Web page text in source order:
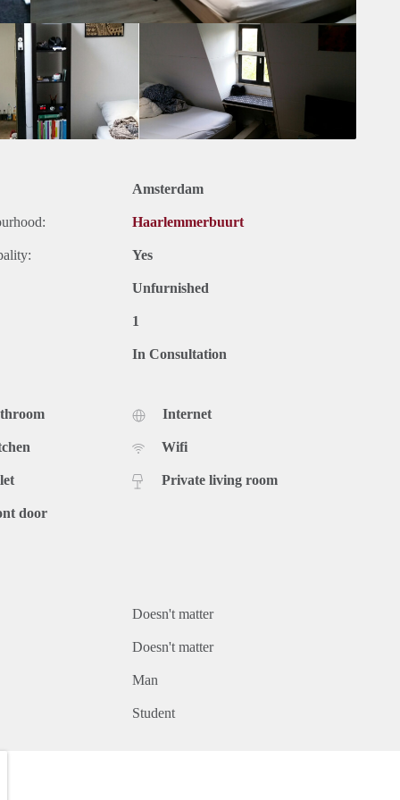
Amsterdam
Haarlemmerbuurt
Yes
Unfurnished
1
In Consultation
door
Internet
Wifi
Private living room
Doesn't matter
Doesn't matter
Man
Student